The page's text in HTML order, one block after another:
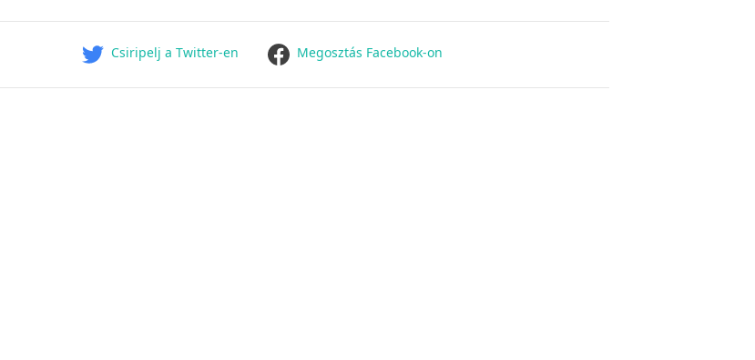
Csiripelj a Twitter-en facebookMegosztás Facebook-on